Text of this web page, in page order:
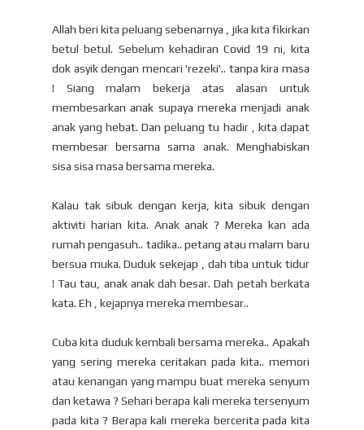
Allah beri kita peluang sebenarnya , jika kita fikirkan
betul betul. Sebelum kehadiran Covid 19 ni, kita
dok asyik dengan mencari 'rezeki'.. tanpa kira masa
! Siang malam bekerja atas alasan untuk
membesarkan anak supaya mereka menjadi anak
anak yang hebat. Dan peluang tu hadir , kita dapat
membesar bersama sama anak. Menghabiskan
sisa sisa masa bersama mereka.
Kalau tak sibuk dengan kerja, kita sibuk dengan
aktiviti harian kita. Anak anak ? Mereka kan ada
rumah pengasuh.. tadika.. petang atau malam baru
bersua muka. Duduk sekejap , dah tiba untuk tidur
! Tau tau, anak anak dah besar. Dah petah berkata
kata. Eh , kejapnya mereka membesar..
Cuba kita duduk kembali bersama mereka.. Apakah
yang sering mereka ceritakan pada kita.. memori
atau kenangan yang mampu buat mereka senyum
dan ketawa ? Sehari berapa kali mereka tersenyum
pada kita ? Berapa kali mereka bercerita pada kita